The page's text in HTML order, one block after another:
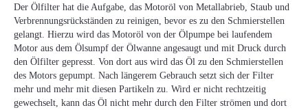
Der Ölfilter hat die Aufgabe, das Motoröl von Metallabrieb, Staub und
Verbrennungsrückständen zu reinigen, bevor es zu den Schmierstellen
gelangt. Hierzu wird das Motoröl von der Ölpumpe bei laufendem
Motor aus dem Ölsumpf der Ölwanne angesaugt und mit Druck durch
den Ölfilter gepresst. Von dort aus wird das Öl zu den Schmierstellen
des Motors gepumpt. Nach längerem Gebrauch setzt sich der Filter
mehr und mehr mit diesen Partikeln zu. Wird er nicht rechtzeitig
gewechselt, kann das Öl nicht mehr durch den Filter strömen und dort